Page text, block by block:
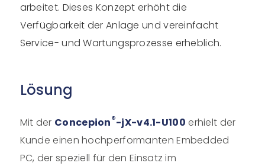
arbeitet. Dieses Konzept erhöht die
Verfügbarkeit der Anlage und vereinfacht
Service- und Wartungsprozesse erheblich.
Lösung
Mit der Concepion®-jX-v4.1-U100 erhielt der
Kunde einen hochperformanten Embedded
PC, der speziell für den Einsatz im